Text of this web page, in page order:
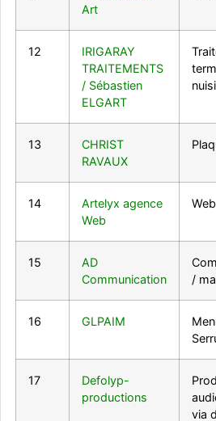
Art
12
IRIGARAY
TRAITEMENTS
/ Sébastien
ELGART
13
CHRIST
RAVAUX
14
Artelyx agence
Web
15
AD
Communication
/
16 GLPAIM
17
Defolyp-
productions
via